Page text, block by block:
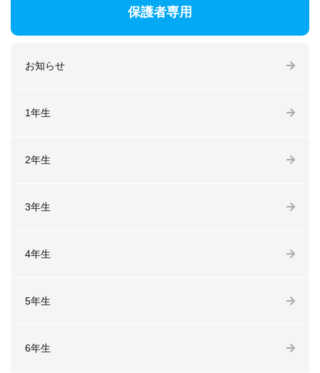
保護者専用
お知らせ
1年生
2年生
3年生
4年生
5年生
6年生